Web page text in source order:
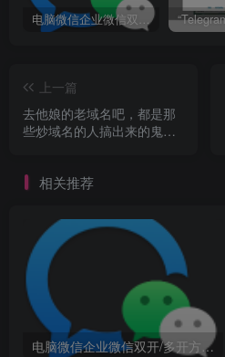
电脑微信企业微信双开/多开方法(最简单粗暴的解决方案)
上一篇
去他娘的老域名吧，都是那
些炒域名的人搞出来的鬼
相关推荐
电脑微信企业微信双开/多开方法(最简单粗暴的解决方案)